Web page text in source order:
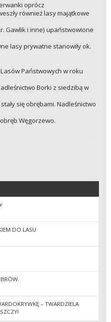
oprócz
również lasy majątkowe
Gawlik i inne) upaństwowione
lasy prywatne stanowiły ok.
Państwowych w roku
Borki z siedzibą w
się obrębami. Nadleśnictwo
Węgorzewo.
DO LASU
– TWARDZIELA